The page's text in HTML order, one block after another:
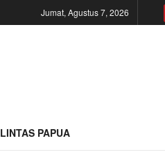
Jumat, Agustus 7, 2026
LINTAS PAPUA